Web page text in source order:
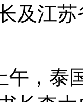
及江
午，泰